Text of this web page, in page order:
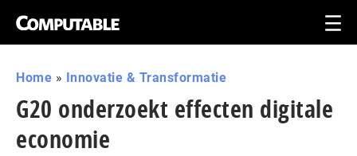
Home » Innovatie & Transformatie
G20 onderzoekt effecten digitale
economie